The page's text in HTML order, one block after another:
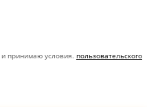
и принимаю условия. пользовательского